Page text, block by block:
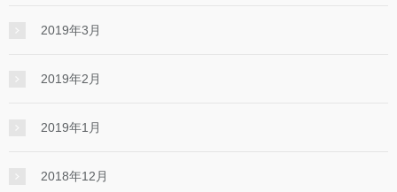
2019年3月
2019年2月
2019年1月
2018年12月